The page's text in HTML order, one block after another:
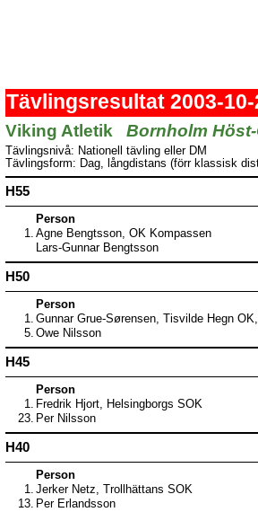
Tävlingsresultat 2003-10-
Viking Atletik Bornholm
Tävlingsnivå: Nationell tävling eller DM
Tävlingsform: Dag, långdistans (förr klassisk
H55
Person
1. Agne Bengtsson, OK Kompassen
Lars-Gunnar Bengtsson
H50
Person
1. Gunnar Grue-Sørensen, Tisvilde Hegn
5. Owe Nilsson
H45
Person
1. Fredrik Hjort, Helsingborgs SOK
23. Per Nilsson
H40
Person
1. Jerker Netz, Trollhättans SOK
13. Per Erlandsson